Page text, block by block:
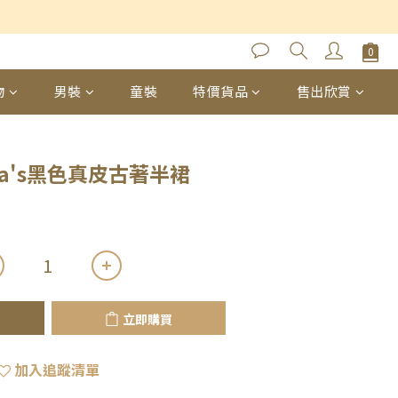
男裝 童裝 特價貨品 售出欣賞
黑色真皮古著半裙
立即購買
加入追蹤清單
立即購買